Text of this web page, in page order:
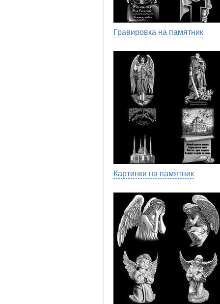
Гравировка на памятник
Картинки на памятник